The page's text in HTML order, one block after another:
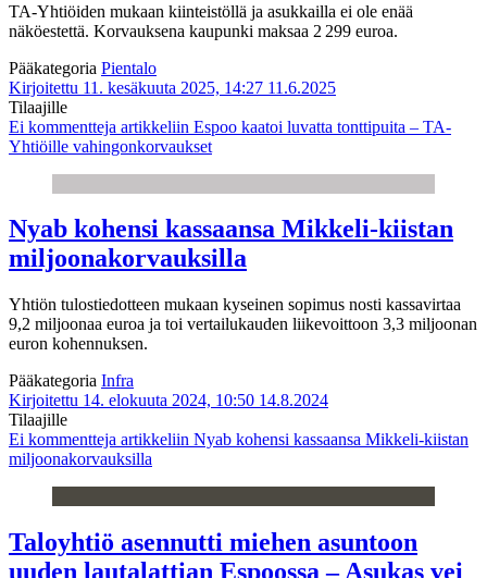
TA-Yhtiöiden mukaan kiinteistöllä ja asukkailla ei ole enää
näköestettä. Korvauksena kaupunki maksaa 2 299 euroa.
Pääkategoria Pientalo
Kirjoitettu 11. kesäkuuta 2025, 14:27 11.6.2025
Tilaajille
Ei kommentteja artikkeliin Espoo kaatoi luvatta tonttipuita – TA-
Yhtiöille vahingonkorvaukset
Nyab kohensi kassaansa Mikkeli-kiistan
miljoonakorvauksilla
Yhtiön tulostiedotteen mukaan kyseinen sopimus nosti kassavirtaa
9,2 miljoonaa euroa ja toi vertailukauden liikevoittoon 3,3 miljoonan
euron kohennuksen.
Pääkategoria Infra
Kirjoitettu 14. elokuuta 2024, 10:50 14.8.2024
Tilaajille
Ei kommentteja artikkeliin Nyab kohensi kassaansa Mikkeli-kiistan
miljoonakorvauksilla
Taloyhtiö asennutti miehen asuntoon
uuden lautalattian Espoossa – Asukas vei